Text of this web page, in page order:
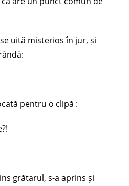
uită misterios în jur, și
pentru o clipă :
grătarul, s-a aprins și